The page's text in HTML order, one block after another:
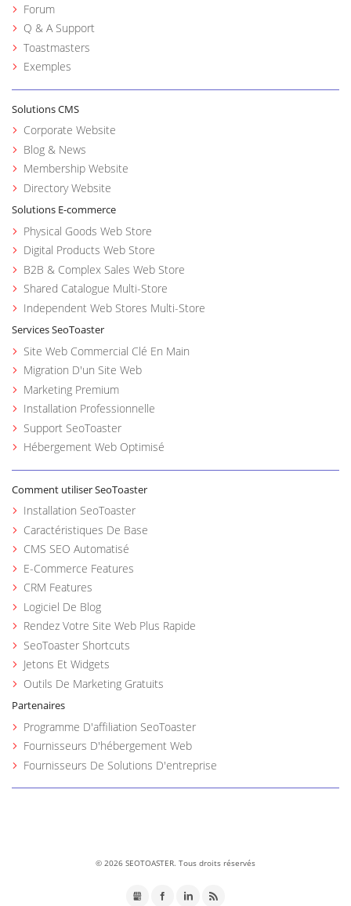
Forum
Q & A Support
Toastmasters
Exemples
Solutions CMS
Corporate Website
Blog & News
Membership Website
Directory Website
Solutions E-commerce
Physical Goods Web Store
Digital Products Web Store
B2B & Complex Sales Web Store
Shared Catalogue Multi-Store
Independent Web Stores Multi-Store
Services SeoToaster
Site Web Commercial Clé En Main
Migration D'un Site Web
Marketing Premium
Installation Professionnelle
Support SeoToaster
Hébergement Web Optimisé
Comment utiliser SeoToaster
Installation SeoToaster
Caractéristiques De Base
CMS SEO Automatisé
E-Commerce Features
CRM Features
Logiciel De Blog
Rendez Votre Site Web Plus Rapide
SeoToaster Shortcuts
Jetons Et Widgets
Outils De Marketing Gratuits
Partenaires
Programme D'affiliation SeoToaster
Fournisseurs D'hébergement Web
Fournisseurs De Solutions D'entreprise
©2026 SEOTOASTER. Tous droits réservés
GMB FacebookLinkedIn